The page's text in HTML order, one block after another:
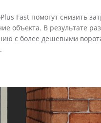
Fast помогут снизить
объекта. В результате
с более дешевыми